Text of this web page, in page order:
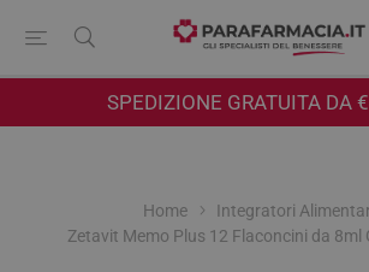
SPEDIZIONE GRATUITA DA
Home
Integratori
Zetavit Memo Plus 12 Flaconcini da 8ml